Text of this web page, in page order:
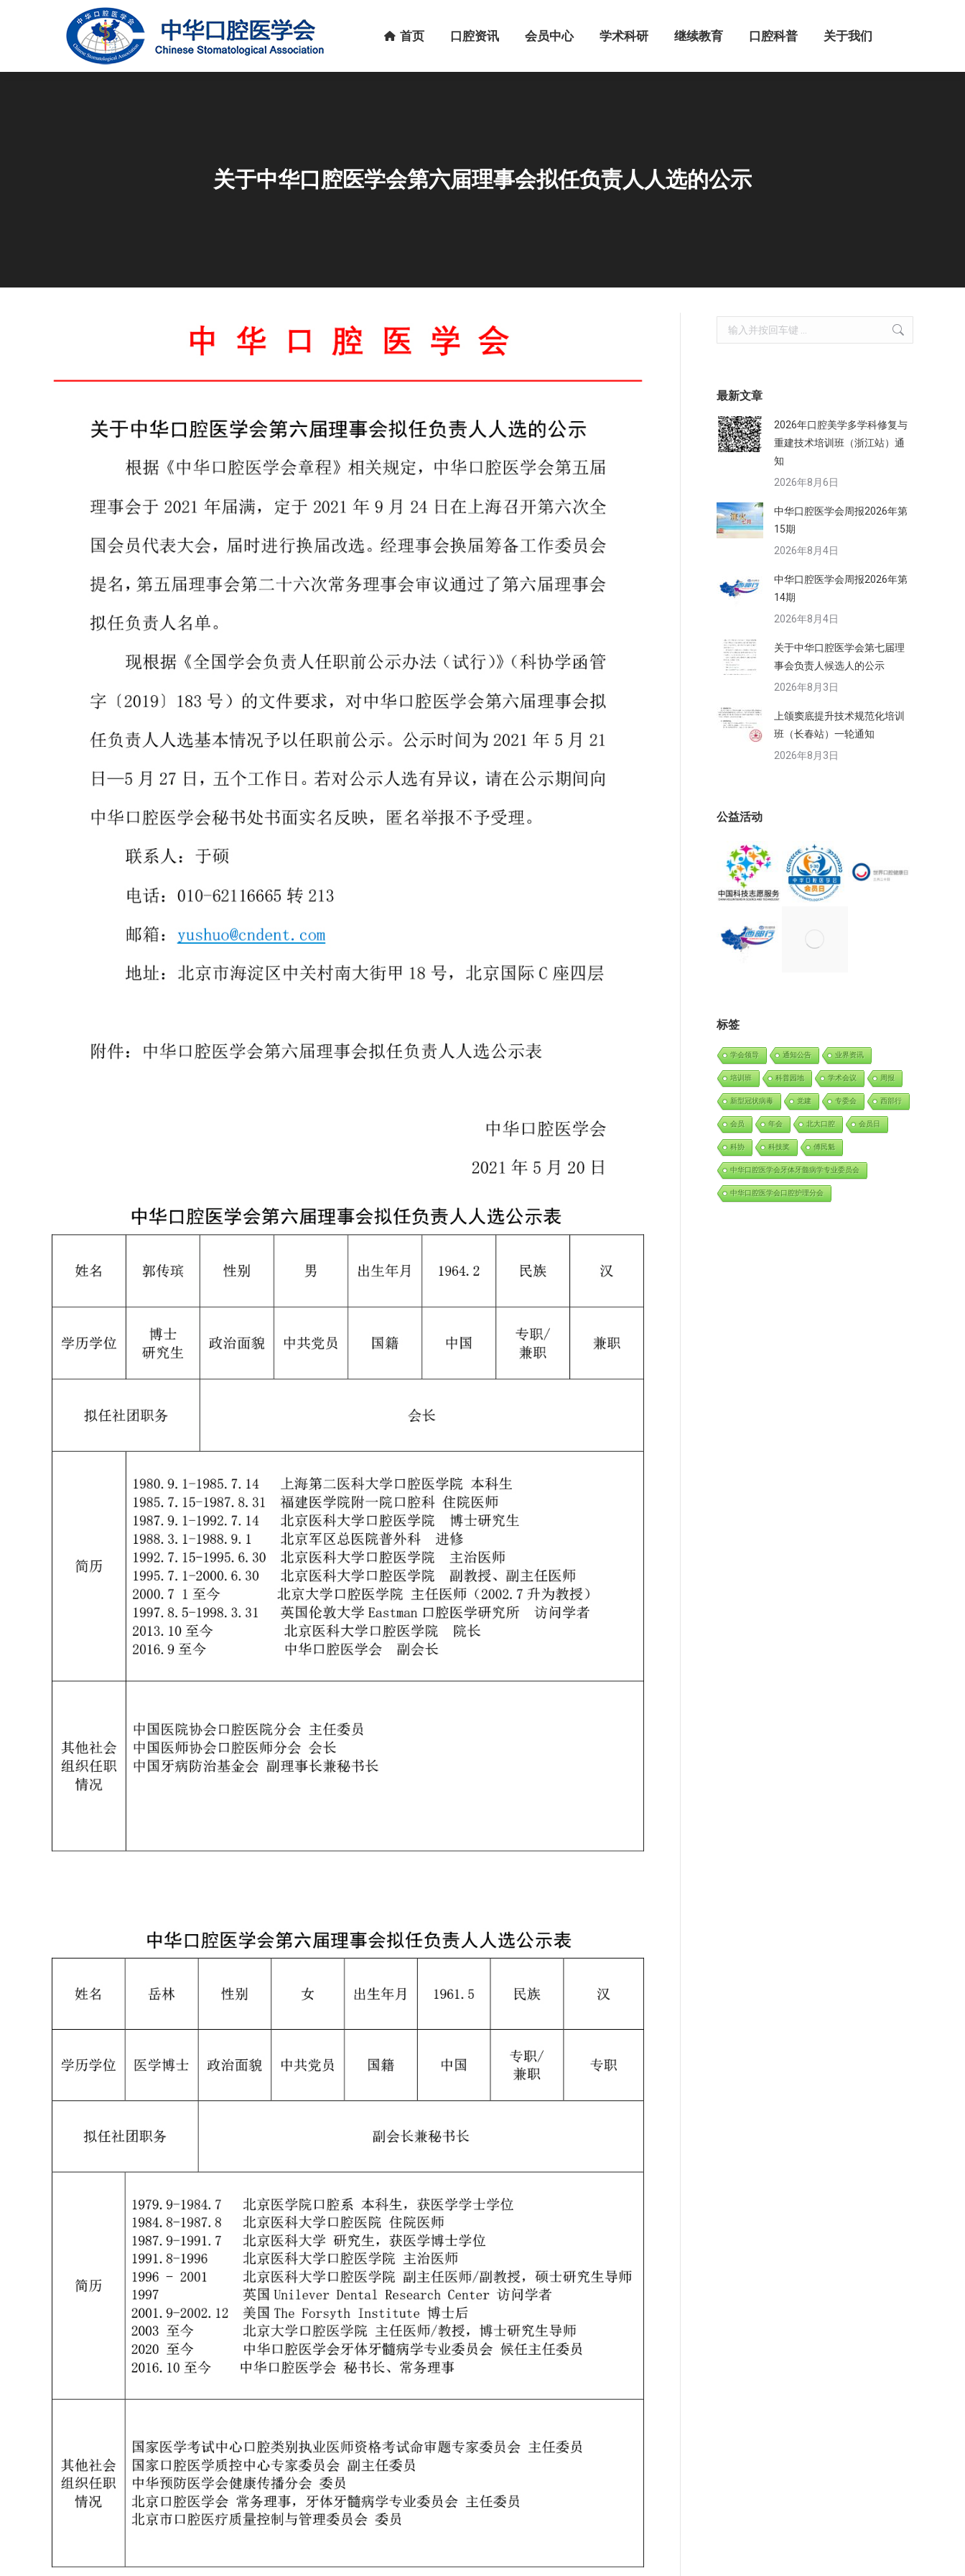
首页 口腔资讯 会员中心 学术科研 继续教育 口腔科普 关于我们
关于中华口腔医学会第六届理事会拟任负责人人选的公示
Search:
最新文章
2026年口腔美学多学科修复与
重建技术培训班（浙江站）通
知
2026年8月6日
中华口腔医学会周报2026年第
15期
2026年8月4日
中华口腔医学会周报2026年第
14期
2026年8月4日
关于中华口腔医学会第七届理
事会负责人候选人的公示
2026年8月3日
上颌窦底提升技术规范化培训
班（长春站）一轮通知
2026年8月3日
公益活动
标签
学会领导 通知公告 业界资讯
培训班 科普园地 学术会议 周报
新型冠状病毒 党建 专委会 西部行
会员 年会 北大口腔 会员日
科协 科技奖 傅民魁
中华口腔医学会牙体牙髓病学专业委员会
中华口腔医学会口腔护理分会